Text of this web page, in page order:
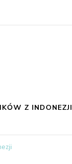
Z INDONEZJI